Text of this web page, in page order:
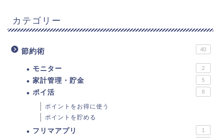
カテゴリー
節約術 40
モニター 2
家計管理・貯金 5
ポイ活 8
ポイントをお得に使う
ポイントを貯める
フリマアプリ 1